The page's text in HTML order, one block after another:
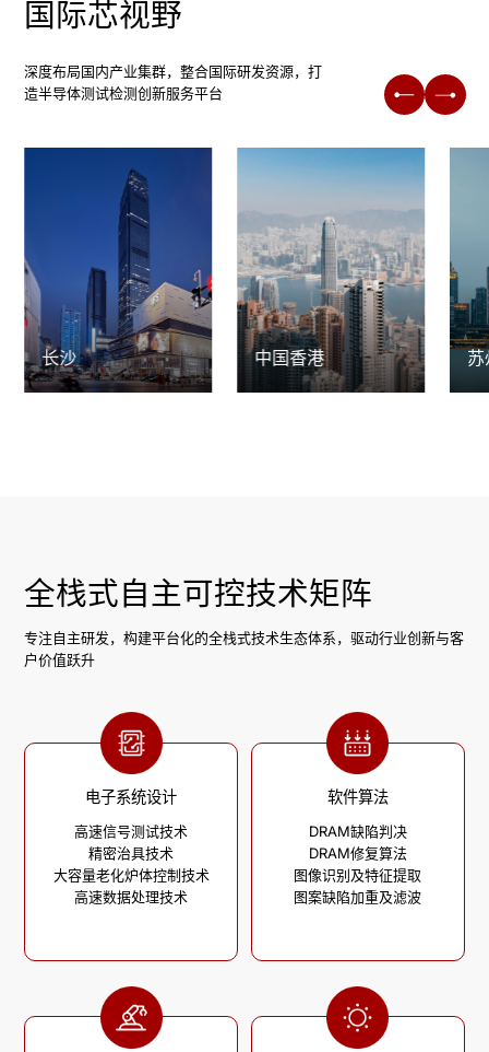
国际芯视野
深度布局国内产业集群，整合国际研发资源，打
造半导体测试检测创新服务平台
长沙 中国香港 苏
全栈式自主可控技术矩阵
专注自主研发，构建平台化的全栈式技术生态体系，驱动行业创新与客
户价值跃升
电子系统设计
高速信号测试技术
精密治具技术
大容量老化炉体控制技术
高速数据处理技术
软件算法
DRAM缺陷判决
DRAM修复算法
图像识别及特征提取
图案缺陷加重及滤波